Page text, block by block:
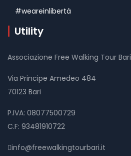
#weareinlibertà
Utility
Associazione Free Walking Tour Bari
Via Principe Amedeo 484
70123 Bari
P.IVA: 08077500729
C.F: 93481910722
info@freewalkingtourbari.it